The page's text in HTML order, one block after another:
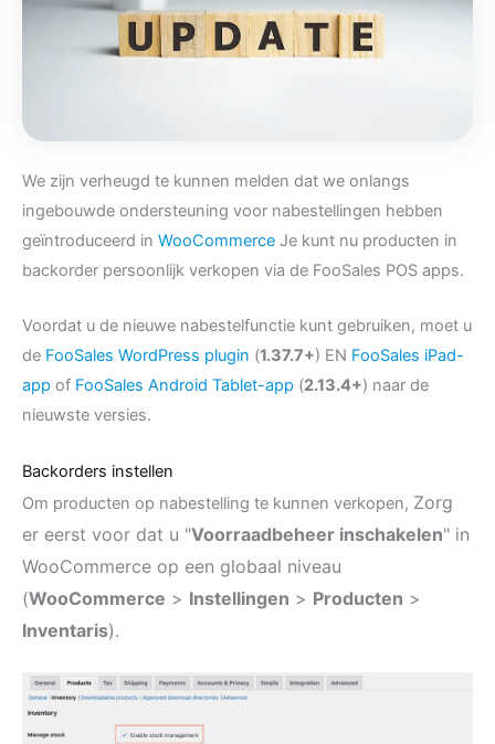
We zijn verheugd te kunnen melden dat we onlangs
ingebouwde ondersteuning voor nabestellingen hebben
geïntroduceerd in WooCommerce Je kunt nu producten in
backorder persoonlijk verkopen via de FooSales POS apps.
Voordat u de nieuwe nabestelfunctie kunt gebruiken, moet u
de FooSales WordPress plugin (1.37.7+) EN FooSales iPad-
app of FooSales Android Tablet-app (2.13.4+) naar de
nieuwste versies.
Backorders instellen
Om producten op nabestelling te kunnen verkopen, Zorg
er eerst voor dat u "Voorraadbeheer inschakelen" in
WooCommerce op een globaal niveau
(WooCommerce > Instellingen > Producten >
Inventaris).